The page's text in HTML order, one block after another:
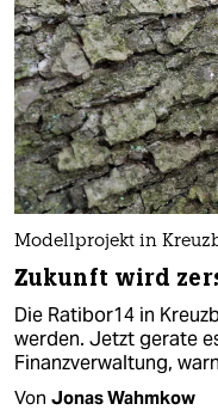
Modellprojekt in
Zukunft wird
Die Ratibor14 in
werden. Jetzt gerate
Finanzverwaltung,
Von Jonas Wahmkow